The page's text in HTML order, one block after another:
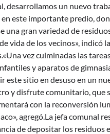
desarrollamos un nuevo
este importante predio,
una gran variedad de
vida de los vecinos», indicó
vez culminadas las
y aparatos de
este sitio en desuso en un
y disfrute comunitario, que
con la reconversión
agregó.La jefa comunal
de depositar los residuos